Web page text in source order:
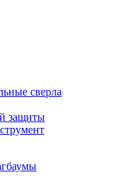
сверла
защиты